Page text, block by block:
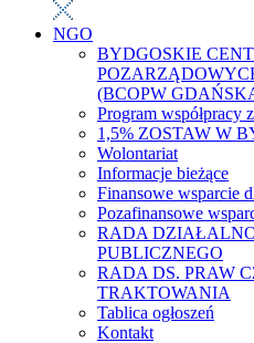
NGO
BYDGOSKIE
(BCOPW
Program współpracy
1,5% ZOSTAW W
Wolontariat
Informacje bieżące
Finansowe wsparcie
Pozafinansowe
RADA
PUBLICZNEGO
RADA DS. PRAW
TRAKTOWANIA
Tablica ogłoszeń
Kontakt